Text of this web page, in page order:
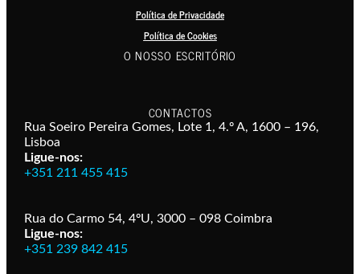
Política de Privacidade
Política de Cookies
O NOSSO ESCRITÓRIO
CONTACTOS
Rua Soeiro Pereira Gomes, Lote 1, 4.º A, 1600 – 196,
Lisboa
Ligue-nos:
+351 211 455 415
Rua do Carmo 54, 4ºU, 3000 – 098 Coimbra
Ligue-nos:
+351 239 842 415